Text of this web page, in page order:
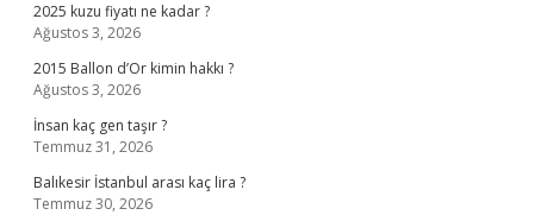
2025 kuzu fiyatı ne kadar ?
Ağustos 3, 2026
2015 Ballon d’Or kimin hakkı ?
Ağustos 3, 2026
İnsan kaç gen taşır ?
Temmuz 31, 2026
Balıkesir İstanbul arası kaç lira ?
Temmuz 30, 2026